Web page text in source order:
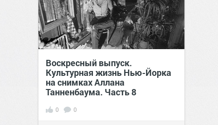
Воскресный выпуск.
Культурная жизнь Нью-Йорка
на снимках Аллана
Танненбаума. Часть 8
0 0